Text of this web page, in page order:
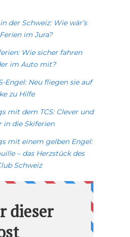
der Schweiz: Wie wär’s
im Jura?
Wie sicher fahren
im Auto mit?
Engel: Neu fliegen sie auf
zu Hilfe
mit dem TCS: Clever und
in die Skiferien
mit einem gelben Engel:
– das Herzstück des
Schweiz